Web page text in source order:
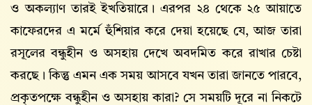
ও অকল্যাণ তারই ইখতিয়ারে। এরপর ২৪ থেকে ২৫ আয়াতে
কাফেরদের এ মর্মে হুঁশিয়ার করে দেয়া হয়েছে যে, আজ তারা
রসূলের বন্ধুহীন ও অসহায় দেখে অবদমিত করে রাখার চেষ্টা
করছে। কিন্তু এমন এক সময় আসবে যখন তারা জানতে পারবে,
প্রকৃতপক্ষে বন্ধুহীন ও অসহায় কারা? সে সময়টি দূরে না নিকটে